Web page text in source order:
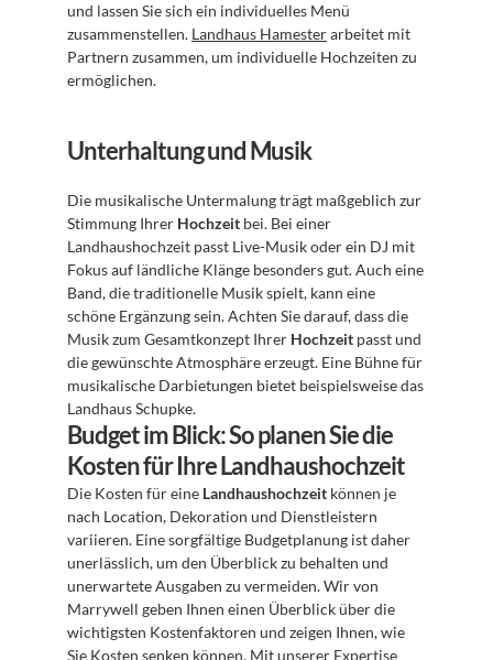
und lassen Sie sich ein individuelles Menü
zusammenstellen. Landhaus Hamester arbeitet mit
Partnern zusammen, um individuelle Hochzeiten zu
ermöglichen.
Unterhaltung und Musik
Die musikalische Untermalung trägt maßgeblich zur
Stimmung Ihrer Hochzeit bei. Bei einer
Landhaushochzeit passt Live-Musik oder ein DJ mit
Fokus auf ländliche Klänge besonders gut. Auch eine
Band, die traditionelle Musik spielt, kann eine
schöne Ergänzung sein. Achten Sie darauf, dass die
Musik zum Gesamtkonzept Ihrer Hochzeit passt und
die gewünschte Atmosphäre erzeugt. Eine Bühne für
musikalische Darbietungen bietet beispielsweise das
Landhaus Schupke.
Budget im Blick: So planen Sie die
Kosten für Ihre Landhaushochzeit
Die Kosten für eine Landhaushochzeit können je
nach Location, Dekoration und Dienstleistern
variieren. Eine sorgfältige Budgetplanung ist daher
unerlässlich, um den Überblick zu behalten und
unerwartete Ausgaben zu vermeiden. Wir von
Marrywell geben Ihnen einen Überblick über die
wichtigsten Kostenfaktoren und zeigen Ihnen, wie
Sie Kosten senken können. Mit unserer Expertise